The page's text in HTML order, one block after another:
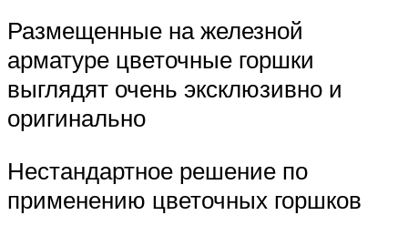
Размещенные на железной
арматуре цветочные горшки
выглядят очень эксклюзивно и
оригинально
Нестандартное решение по
применению цветочных горшков